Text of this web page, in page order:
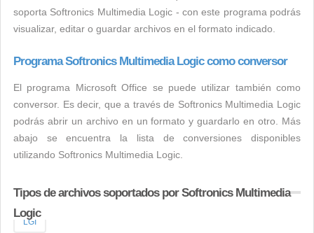
soporta Softronics Multimedia Logic - con este programa podrás
visualizar, editar o guardar archivos en el formato indicado.
Programa Softronics Multimedia Logic como conversor
El programa Microsoft Office se puede utilizar también como
conversor. Es decir, que a través de Softronics Multimedia Logic
podrás abrir un archivo en un formato y guardarlo en otro. Más
abajo se encuentra la lista de conversiones disponibles
utilizando Softronics Multimedia Logic.
Tipos de archivos soportados por Softronics Multimedia
Logic
LGI